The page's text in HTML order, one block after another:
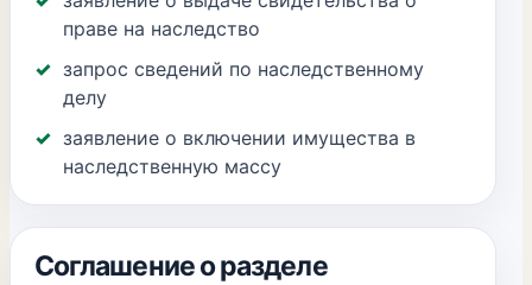
праве на наследство
запрос сведений по наследственному
делу
заявление о включении имущества в
наследственную массу
Соглашение о разделе